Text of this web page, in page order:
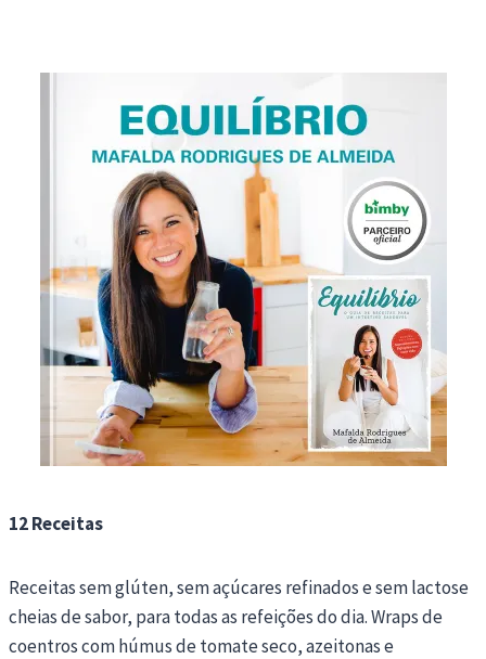
12 Receitas
Receitas sem glúten, sem açúcares refinados e sem lactose
cheias de sabor, para todas as refeições do dia. Wraps de
coentros com húmus de tomate seco, azeitonas e